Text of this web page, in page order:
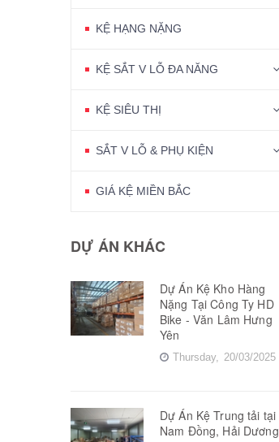
KỆ HẠNG NẶNG
KỆ SẮT V LỖ ĐA NĂNG
KỆ SIÊU THỊ
SẮT V LỖ & PHỤ KIỆN
GIÁ KỆ MIỀN BẮC
DỰ ÁN KHÁC
Dự Án Kệ Kho Hàng
Nặng Tại Công Ty HD
Bike - Văn Lâm Hưng
Yên
Thursday, 20/03/2025
Dự Án Kệ Trung tải tại
Nam Đồng, Hải Dương